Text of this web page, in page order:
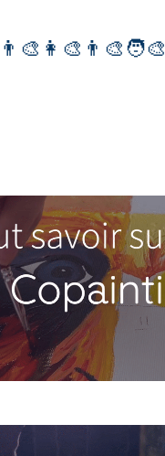
👨‍🎨 👩‍🎨👨‍🎨🧑‍🎨